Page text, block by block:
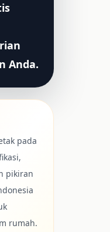
Anda.
pada
pikiran
rumah.